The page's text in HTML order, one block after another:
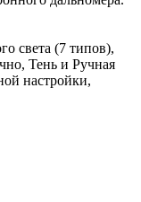
света (7 типов),
Тень и Ручная
настройки,